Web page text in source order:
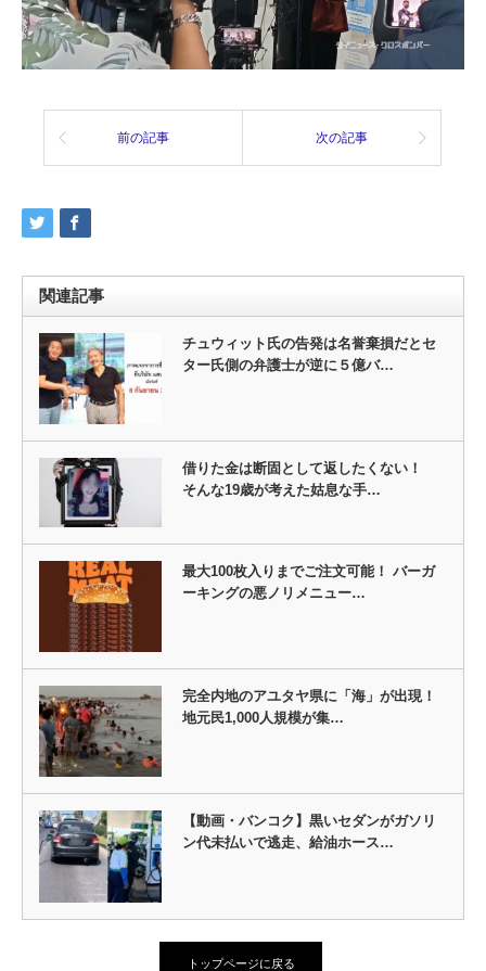
前の記事 次の記事
関連記事
チュウィット氏の告発は名誉棄損だとセ
ター氏側の弁護士が逆に５億バ…
借りた金は断固として返したくない！
そんな19歳が考えた姑息な手…
最大100枚入りまでご注文可能！ バーガ
ーキングの悪ノリメニュー…
完全内地のアユタヤ県に「海」が出現！
地元民1,000人規模が集…
【動画・バンコク】黒いセダンがガソリ
ン代未払いで逃走、給油ホース…
トップページに戻る